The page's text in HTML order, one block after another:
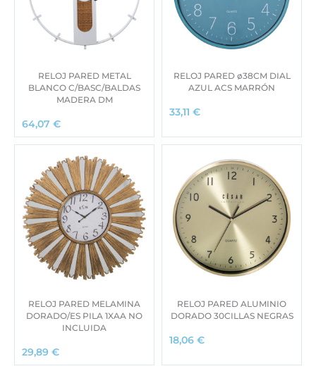
RELOJ PARED METAL
BLANCO C/BASC/BALDAS
MADERA DM
64,07 €
RELOJ PARED ø38CM DIAL
AZUL ACS MARRÓN
33,11 €
RELOJ PARED MELAMINA
DORADO/ES PILA 1XAA NO
INCLUIDA
29,89 €
RELOJ PARED ALUMINIO
DORADO 30CILLAS NEGRAS
18,06 €